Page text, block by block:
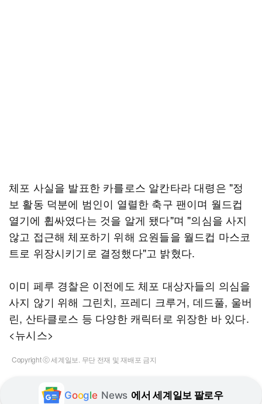
체포 사실을 발표한 카를로스 알칸타라 대령은 "정
보 활동 덕분에 범인이 열렬한 축구 팬이며 월드컵
열기에 휩싸였다는 것을 알게 됐다"며 "의심을 사지
않고 접근해 체포하기 위해 요원들을 월드컵 마스코
트로 위장시키기로 결정했다"고 밝혔다.
이미 페루 경찰은 이전에도 체포 대상자들의 의심을
사지 않기 위해 그린치, 프레디 크루거, 데드풀, 울버
린, 산타클로스 등 다양한 캐릭터로 위장한 바 있다.
<뉴시스>
Copyright ⓒ 세계일보. 무단 전재 및 재배포 금지
Google News 에서 세계일보 팔로우